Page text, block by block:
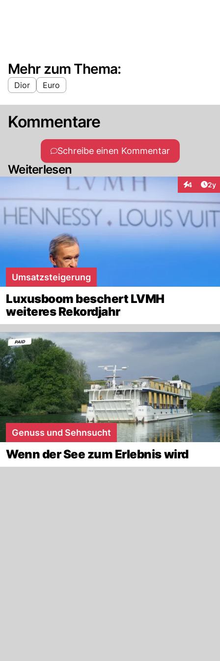
Mehr zum Thema:
Dior Euro
Kommentare
Schreibe einen Kommentar
Weiterlesen
4 2y
Umsatzsteigerung
Luxusboom beschert LVMH
weiteres Rekordjahr
Genuss und Sehnsucht
Wenn der See zum Erlebnis wird